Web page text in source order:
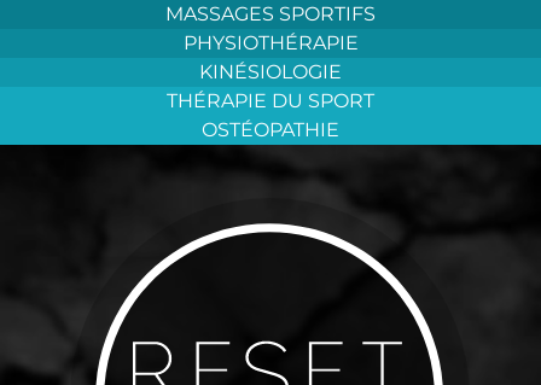
MASSAGES SPORTIFS
PHYSIOTHÉRAPIE
KINÉSIOLOGIE
THÉRAPIE DU SPORT
OSTÉOPATHIE